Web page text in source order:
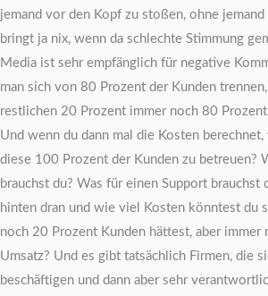
jemand vor den Kopf zu stoßen, ohne
bringt ja nix, wenn da schlechte Stimmung
Media ist sehr empfänglich für negative
man sich von 80 Prozent der Kunden
restlichen 20 Prozent immer noch 80 Prozent
Und wenn du dann mal die Kosten berechnet,
diese 100 Prozent der Kunden zu betreuen?
brauchst du? Was für einen Support brauchst
hinten dran und wie viel Kosten könntest du
noch 20 Prozent Kunden hättest, aber immer
Umsatz? Und es gibt tatsächlich Firmen, die
beschäftigen und dann aber sehr